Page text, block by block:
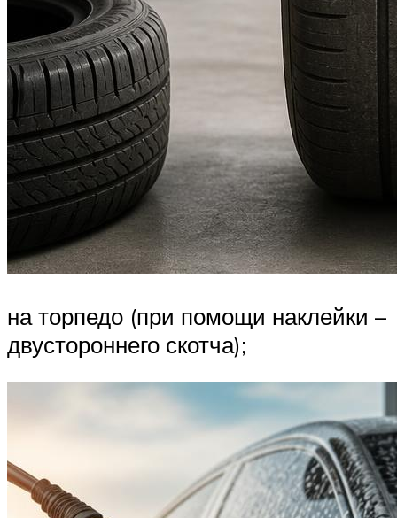
на торпедо (при помощи наклейки –
двустороннего скотча);